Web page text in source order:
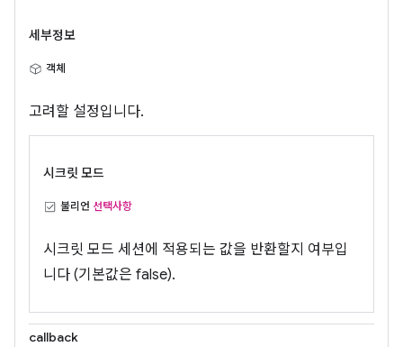
세부정보
객체
고려할 설정입니다.
시크릿 모드
불리언 선택사항
시크릿 모드 세션에 적용되는 값을 반환할지 여부입
니다 (기본값은 false).
callback